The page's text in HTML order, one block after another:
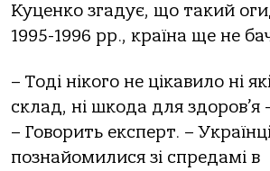
Куценко згадує, що такий
1995-1996 рр., країна ще не
– Тоді нікого не цікавило ні
склад, ні шкода для здоров’я
– Говорить експерт. –
познайомилися зі спрeдамі в